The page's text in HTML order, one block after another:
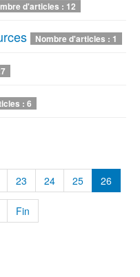
d'articles : 12
Nombre d'articles : 1
: 6
23 24 25 26
Fin